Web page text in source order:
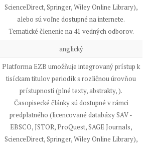
ScienceDirect, Springer, Wiley Online Library),
alebo sú voľne dostupné na internete.
Tematické členenie na 41 vedných odborov.
anglický
Platforma EZB umožňuje integrovaný prístup k
tisíckam titulov periodík s rozličnou úrovňou
prístupnosti (plné texty, abstrakty, ).
Časopisecké články sú dostupné v rámci
predplatného (licencované databázy SAV -
EBSCO, JSTOR, ProQuest, SAGE Journals,
ScienceDirect, Springer, Wiley Online Library),